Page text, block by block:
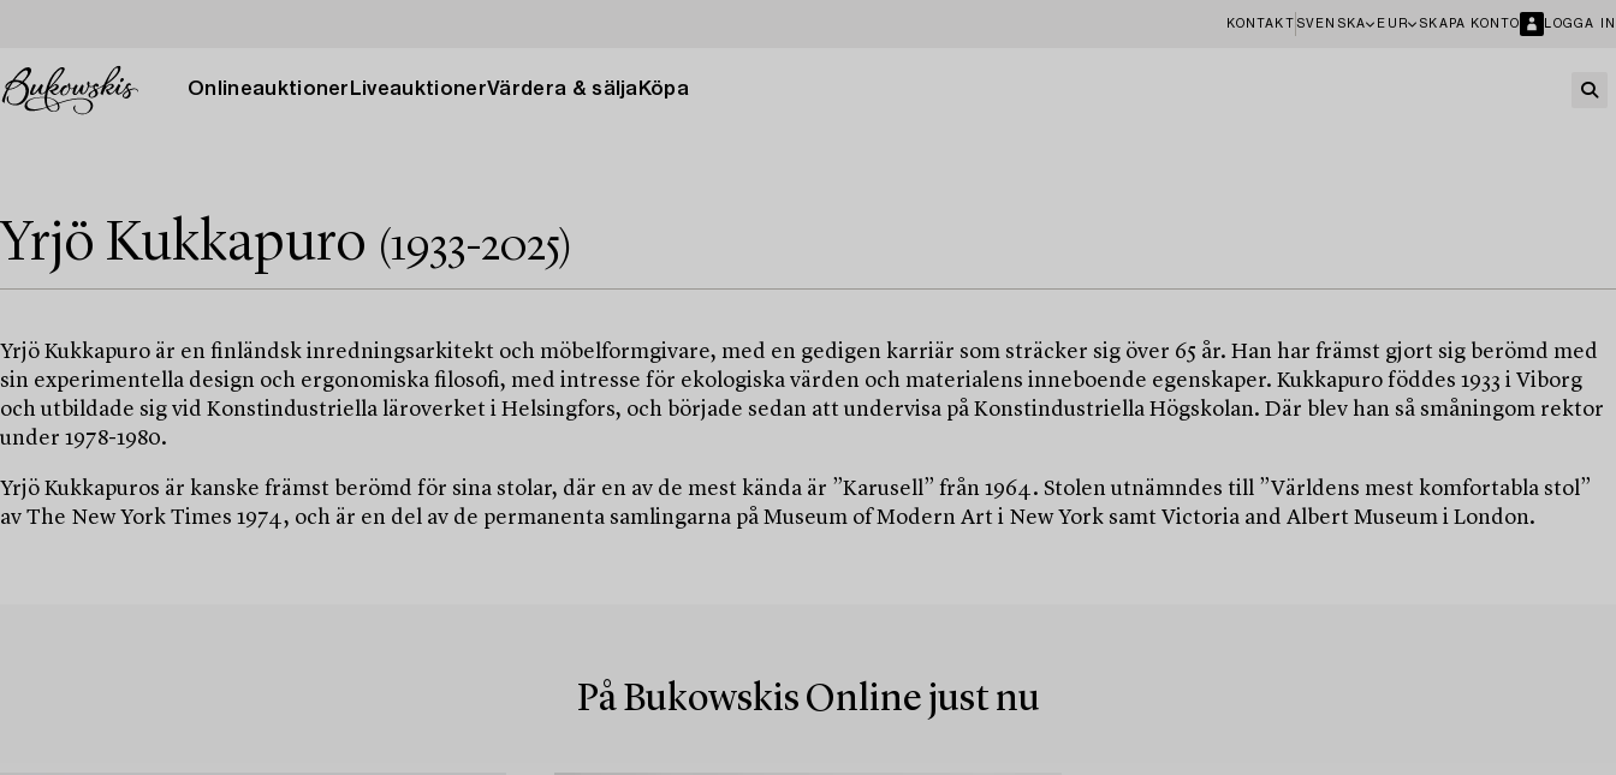
KONTAKT SVENSKA EUR SKAPA KONTO LOGGA IN
Onlineauktioner LiveauktionerVärdera & sälja Köpa
Yrjö Kukkapuro (1933-2025)
Yrjö Kukkapuro är en finländsk inredningsarkitekt och möbelformgivare, med en gedigen karriär som sträcker sig över 65 år. Han har främst gjort sig berömd med
sin experimentella design och ergonomiska filosofi, med intresse för ekologiska värden och materialens inneboende egenskaper. Kukkapuro föddes 1933 i Viborg
och utbildade sig vid Konstindustriella läroverket i Helsingfors, och började sedan att undervisa på Konstindustriella Högskolan. Där blev han så småningom rektor
under 1978-1980.
Yrjö Kukkapuros är kanske främst berömd för sina stolar, där en av de mest kända är ”Karusell” från 1964. Stolen utnämndes till ”Världens mest komfortabla stol”
av The New York Times 1974, och är en del av de permanenta samlingarna på Museum of Modern Art i New York samt Victoria and Albert Museum i London.
På Bukowskis Online just nu